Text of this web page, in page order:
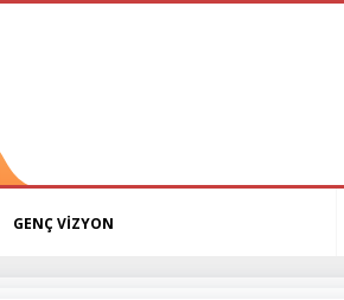
GENÇ VİZYON